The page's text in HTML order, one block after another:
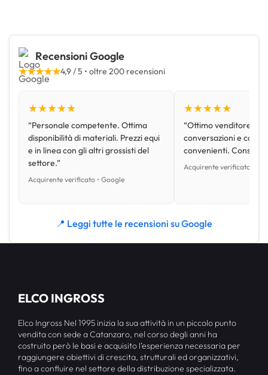
Recensioni Google
★★★★★4,9 / 5 • oltre 200 recensioni
★★★★★
“Personale competente. Ottima
disponibilità di materiali. Prezzi equi
e in linea con gli altri grossisti del
settore.”
Acquirente verificato • Google
★★★★★
“Ottimo venditore,
conversazioni e con
convenienti.
Acquirente verificato •
📍 Leggi tutte le recensioni su Google
ELCO INGROSS
Elco Ingross Nel 1995 inizia la sua attività in un piccolo punto
vendita con sede a Catanzaro, nel corso degli anni ha
costruito però le basi e acquisito l’esperienza necessaria per
raggiungere obiettivi di crescita, strutturali ed organizzativi,
fino a confluire nel settore della distribuzione specializzata.